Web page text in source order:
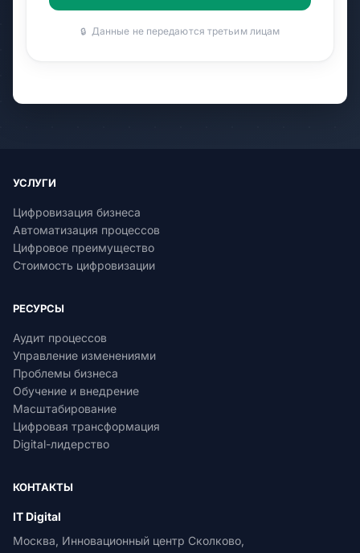
🔒 Данные не передаются третьим лицам
УСЛУГИ
Цифровизация бизнеса
Автоматизация процессов
Цифровое преимущество
Стоимость цифровизации
РЕСУРСЫ
Аудит процессов
Управление изменениями
Проблемы бизнеса
Обучение и внедрение
Масштабирование
Цифровая трансформация
Digital-лидерство
КОНТАКТЫ
IT Digital
Москва, Инновационный центр Сколково,